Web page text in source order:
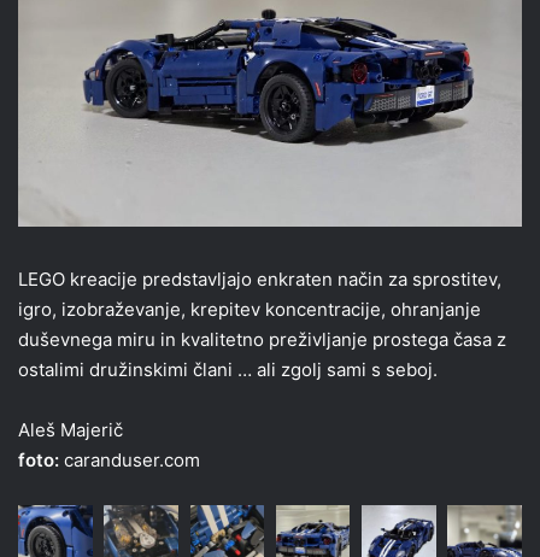
LEGO kreacije predstavljajo enkraten način za sprostitev,
igro, izobraževanje, krepitev koncentracije, ohranjanje
duševnega miru in kvalitetno preživljanje prostega časa z
ostalimi družinskimi člani … ali zgolj sami s seboj.
Aleš Majerič
foto: caranduser.com